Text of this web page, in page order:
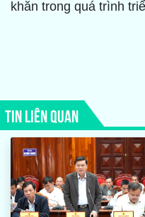
khăn trong quá trình
Phan
TIN LIÊN QUAN